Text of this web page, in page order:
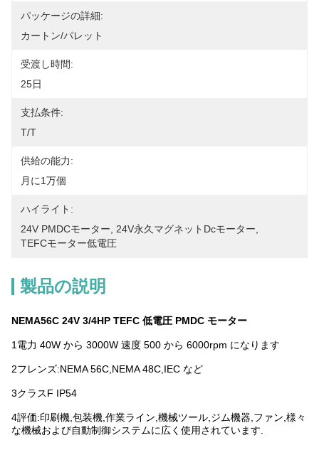
パッケージの詳細:
カートン/パレット
受渡し時間:
25日
支払条件:
T/T
供給の能力:
月に1万個
ハイライト:
24V PMDCモーター
24V永久マグネットdcモーター
TEFCモーター低電圧
製品の説明
NEMA56C 24V 3/4HP TEFC 低電圧 PMDC モーター
1電力 40W から 3000W 速度 500 から 6000rpm になります
2フレンズ:NEMA 56C,NEMA 48C,IEC など
3クラスF IP54
4評価:印刷機,包装機,作業ライン,機械ツール,ジム機器,ファン,様々
な機械および自動制御システムに広く使用されています.